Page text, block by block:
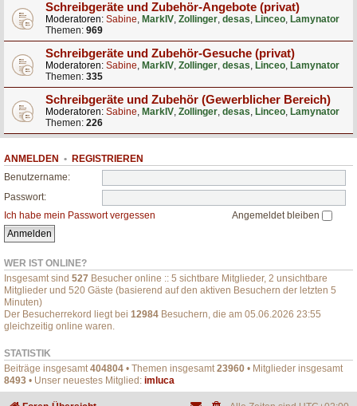
Schreibgeräte und Zubehör-Angebote (privat)
Moderatoren: Sabine, MarkIV, Zollinger, desas, Linceo, Lamynator
Themen: 969
Schreibgeräte und Zubehör-Gesuche (privat)
Moderatoren: Sabine, MarkIV, Zollinger, desas, Linceo, Lamynator
Themen: 335
Schreibgeräte und Zubehör (Gewerblicher Bereich)
Moderatoren: Sabine, MarkIV, Zollinger, desas, Linceo, Lamynator
Themen: 226
ANMELDEN • REGISTRIEREN
Benutzername:
Passwort:
Ich habe mein Passwort vergessen
Angemeldet bleiben
WER IST ONLINE?
Insgesamt sind 527 Besucher online :: 5 sichtbare Mitglieder, 2 unsichtbare
Mitglieder und 520 Gäste (basierend auf den aktiven Besuchern der letzten 5
Minuten)
Der Besucherrekord liegt bei 12984 Besuchern, die am 05.06.2026 23:55
gleichzeitig online waren.
STATISTIK
Beiträge insgesamt404804 • Themen insgesamt23960 • Mitglieder insgesamt
8493 • Unser neuestes Mitglied: imluca